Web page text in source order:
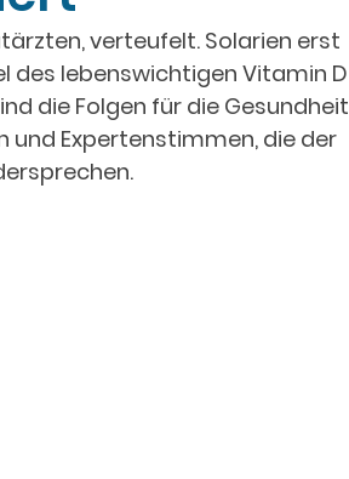
verteufelt. Solarien erst
des lebenswichtigen Vitamin D
die Folgen für die Gesundheit
und Expertenstimmen, die der